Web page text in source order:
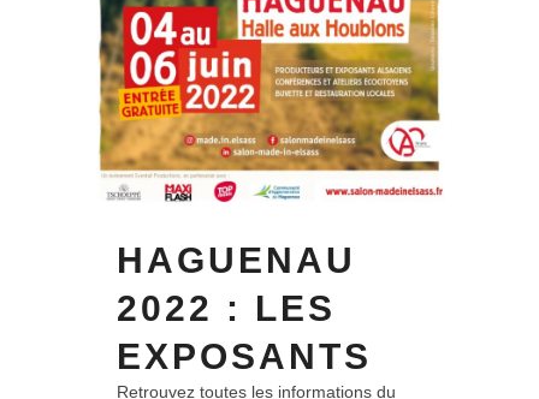
HAGUENAU
2022 : LES
EXPOSANTS
Retrouvez toutes les informations du